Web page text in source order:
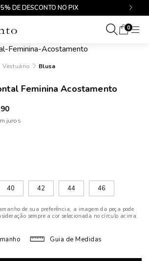
5% DE DESCONTO NO PIX
0
Vestuário Blusa
Feminina Acostamento
40 42 44 46
de sua preferência, a imagem da peça pode
sempre a cor selecionada no círculo acima.
Guia de Medidas